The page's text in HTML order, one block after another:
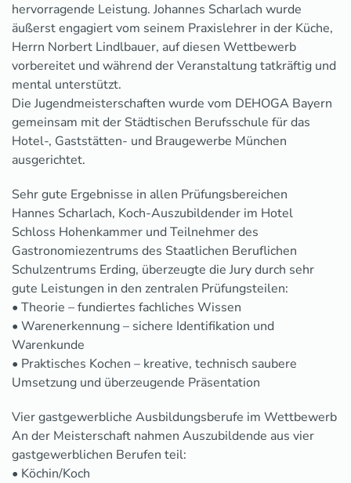
hervorragende Leistung. Johannes Scharlach wurde
äußerst engagiert vom seinem Praxislehrer in der Küche,
Herrn Norbert Lindlbauer, auf diesen Wettbewerb
vorbereitet und während der Veranstaltung tatkräftig und
mental unterstützt.
Die Jugendmeisterschaften wurde vom DEHOGA Bayern
gemeinsam mit der Städtischen Berufsschule für das
Hotel-, Gaststätten- und Braugewerbe München
ausgerichtet.
Sehr gute Ergebnisse in allen Prüfungsbereichen
Hannes Scharlach, Koch-Auszubildender im Hotel
Schloss Hohenkammer und Teilnehmer des
Gastronomiezentrums des Staatlichen Beruflichen
Schulzentrums Erding, überzeugte die Jury durch sehr
gute Leistungen in den zentralen Prüfungsteilen:
• Theorie – fundiertes fachliches Wissen
• Warenerkennung – sichere Identifikation und
Warenkunde
• Praktisches Kochen – kreative, technisch saubere
Umsetzung und überzeugende Präsentation
Vier gastgewerbliche Ausbildungsberufe im Wettbewerb
An der Meisterschaft nahmen Auszubildende aus vier
gastgewerblichen Berufen teil:
• Köchin/Koch